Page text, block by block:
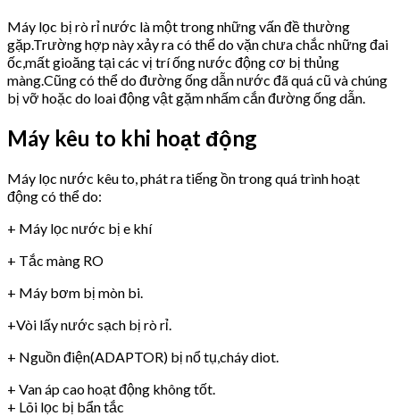
Máy lọc bị rò rỉ nước là một trong những vấn đề thường
gặp.Trường hợp này xảy ra có thể do vặn chưa chắc những đai
ốc,mất gioăng tại các vị trí ống nước động cơ bị thủng
màng.Cũng có thể do đường ống dẫn nước đã quá cũ và chúng
bị vỡ hoặc do loai động vật gặm nhấm cắn đường ống dẫn.
Máy kêu to khi hoạt động
Máy lọc nước kêu to, phát ra tiếng ồn trong quá trình hoạt
động có thể do:
+ Máy lọc nước bị e khí
+ Tắc màng RO
+ Máy bơm bị mòn bi.
+Vòi lấy nước sạch bị rò rỉ.
+ Nguồn điện(ADAPTOR) bị nổ tụ,cháy diot.
+ Van áp cao hoạt động không tốt.
+ Lõi lọc bị bẩn tắc